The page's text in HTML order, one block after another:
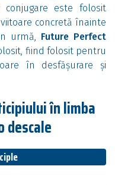
este folosit
concretă înainte
urmă, Future Perfect
fiind folosit pentru
în desfășurare și
în limba
descale